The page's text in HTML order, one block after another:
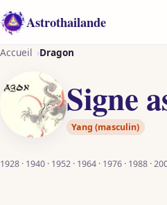
Aller
au
contenu
Astrothailande
Accueil Dragon
Signe
Yang (masculin)
1928 · 1940 · 1952 · 1964 · 1976 · 1988 ·